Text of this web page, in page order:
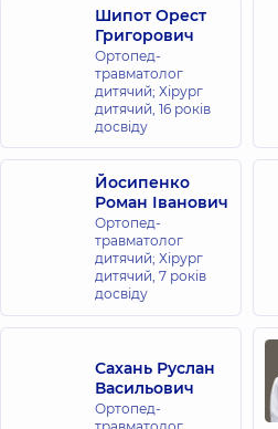
Центр
«Добробут»
для всієї
родини у
Броварах
вул.
Київська,
221-Б, м.
Бровари
Медичний
Центр
«Добробут»
для всієї
родини в
вул. Поезії
(Грибоєдова),
8-А, м. Ірпінь
Шипот Орест
Григорович
Ортопед-
травматолог
дитячий; Хірург
дитячий, 16 років
досвіду
Йосипенко
Роман Іванович
Ортопед-
травматолог
дитячий; Хірург
дитячий, 7 років
досвіду
Сахань Руслан
Васильович
Ортопед-